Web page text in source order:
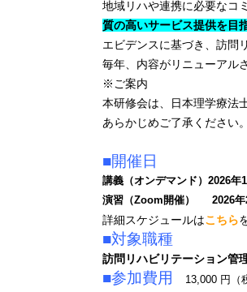
地域リハや連携に必要なコ
質の高いサービス提供を目
エビデンスに基づき、訪問
毎年、内容がリニューアル
※ご案内
本研修会は、日本理学療法
あらかじめご了承ください
■開催日
講義（オンデマンド）2026年
演習（Zoom開催） 2026年
詳細スケジュールはこちら
■対象職種
訪問リハビリテーション管
■参加費用
13,000 円